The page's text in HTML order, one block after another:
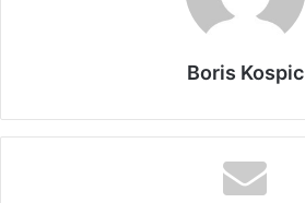
Boris Kospic